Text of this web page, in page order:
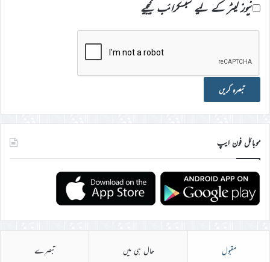
نیوز لیٹر کے لیے سبسکرائب کیجیے
موبائل فون ایپ
مقبول حال ہی میں تبصرے